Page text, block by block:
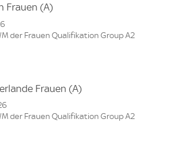
Frauen (A)
der Frauen Qualifikation Group A2
Frauen (A)
der Frauen Qualifikation Group A2